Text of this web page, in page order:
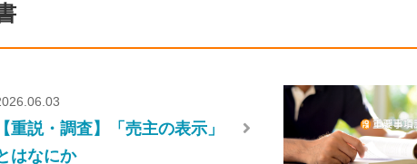
【重説・調査】「売主の表示」
はなにか